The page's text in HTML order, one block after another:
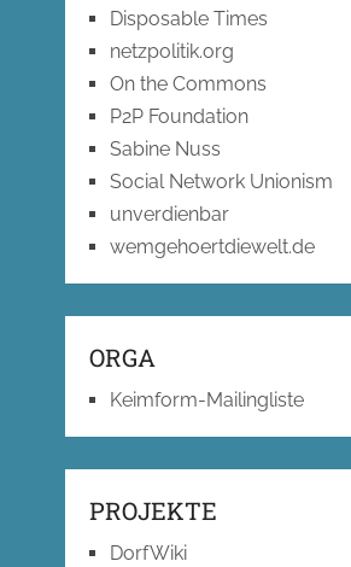
Disposable Times
netzpolitik.org
On the Commons
P2P Foundation
Sabine Nuss
Social Network Unionism
unverdienbar
wemgehoertdiewelt.de
ORGA
Keimform-Mailingliste
PROJEKTE
DorfWiki